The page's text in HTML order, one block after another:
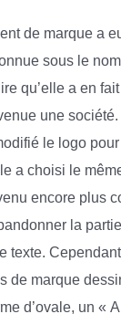
de marque a
sous le
qu’elle a en
une
le logo
a choisi le
encore plus
la
texte.
de marque
d’ovale, un «